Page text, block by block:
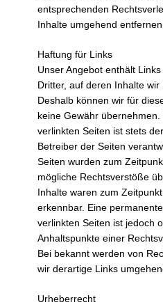
entsprechenden
Inhalte umgehend entfernen.
Haftung für Links
Unser Angebot enthält
Dritter, auf deren Inhalte wir
Deshalb können wir für
keine Gewähr
verlinkten Seiten ist stets
Betreiber der Seiten
Seiten wurden zum
mögliche Rechtsverstöße
Inhalte waren zum
erkennbar. Eine
verlinkten Seiten ist jedoch
Anhaltspunkte einer
Bei bekannt werden von
wir derartige Links
Urheberrecht